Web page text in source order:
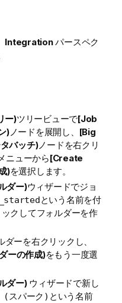
Integrationパースペク
ー)ツリービューで[Job
)ノードを展開し、 [Big
バッチ)ノードを右クリ
ニューから[Create
)を選択します。
ダー)ウィザードでジョ
という名前を付
クしてフォルダーを作
ダーを右クリックし、
ーの作成)をもう一度選
ダー)ウィザードで新し
パーク) という名前